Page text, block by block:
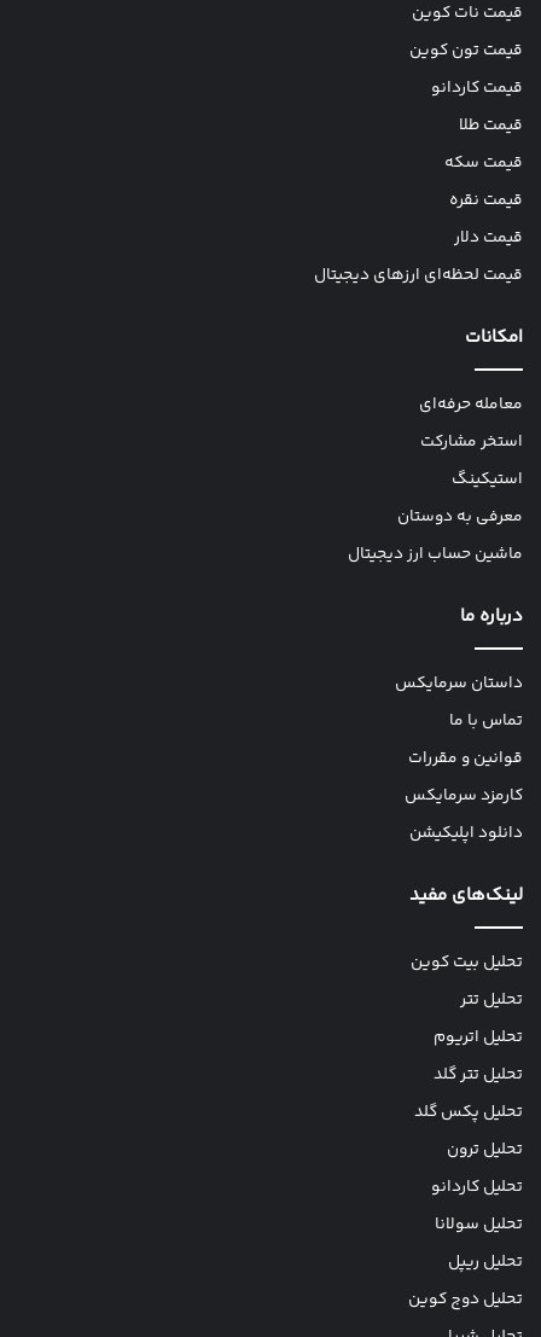
قیمت نات کوین
قیمت تون کوین
قیمت کاردانو
قیمت طلا
قیمت سکه
قیمت نقره
قیمت دلار
قیمت لحظه‌ای ارزهای دیجیتال
امکانات
معامله حرفه‌ای
استخر مشارکت
استیکینگ
معرفی به دوستان
ماشین حساب ارز دیجیتال
درباره ما
داستان سرمایکس
تماس با ما
قوانین و مقررات
کارمزد سرمایکس
دانلود اپلیکیشن
لینک‌های مفید
تحلیل بیت کوین
تحلیل تتر
تحلیل اتریوم
تحلیل تتر گلد
تحلیل پکس گلد
تحلیل ترون
تحلیل کاردانو
تحلیل سولانا
تحلیل ریپل
تحلیل دوج کوین